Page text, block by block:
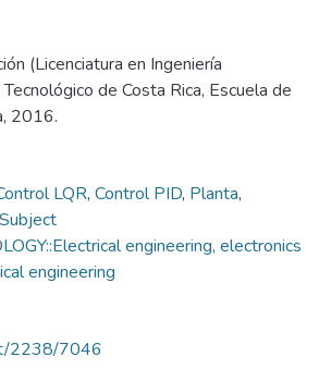
(Licenciatura en Ingeniería
de Costa Rica, Escuela de
2016.
LQR, Control PID, Planta,
engineering, electronics
engineering
2238/7046